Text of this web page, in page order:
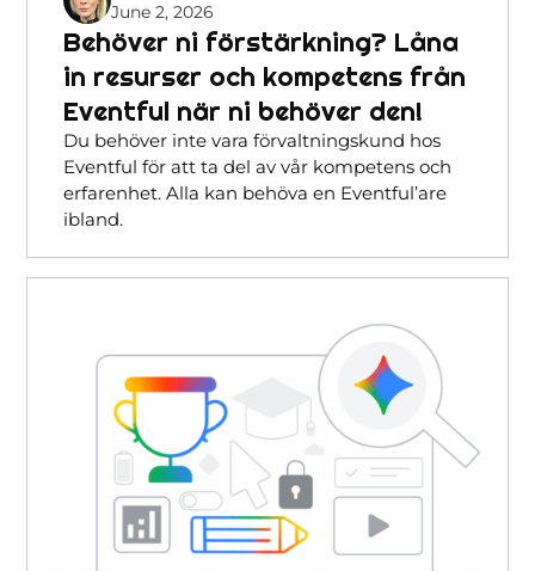
June 2, 2026
Behöver ni förstärkning? Låna
in resurser och kompetens från
Eventful när ni behöver den!
Du behöver inte vara förvaltningskund hos
Eventful för att ta del av vår kompetens och
erfarenhet. Alla kan behöva en Eventful’are
ibland.